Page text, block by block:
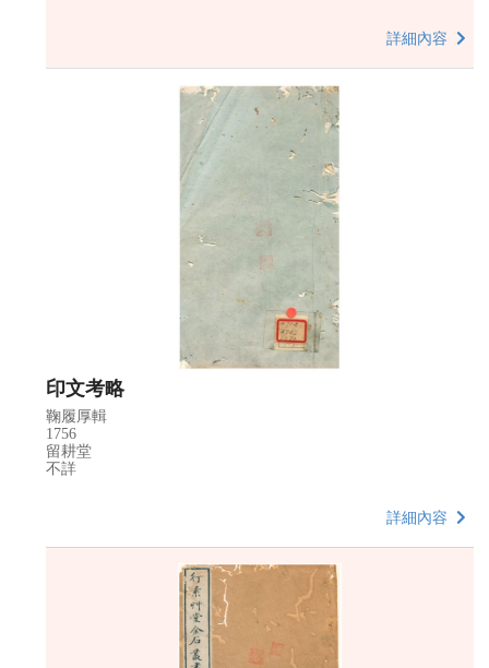
詳細內容
印文考略
鞠履厚輯
1756
留耕堂
不詳
詳細內容